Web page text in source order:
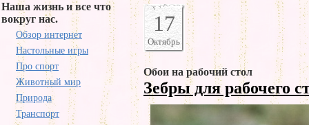
Наша жизнь и все что
вокруг нас.
Обзор интернет
Настольные игры
Про спорт
Животный мир
Природа
Транспорт
17
Октябрь
Обои на рабочий стол
Зебры для рабочего